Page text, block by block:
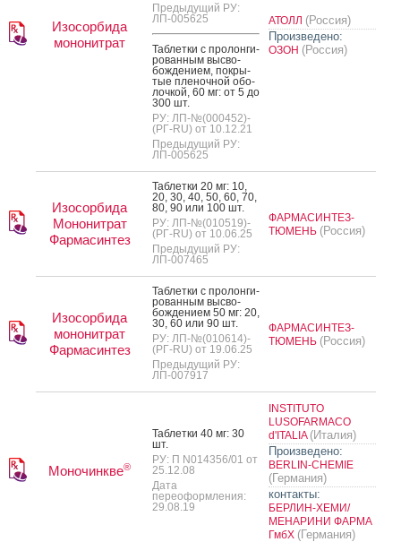
Изосорбида
мононитрат
Предыдущий РУ:
ЛП-005625
Таб­летки с про­лон­ги­
рован­ным выс­во­
бож­де­ни­ем, пок­ры­
тые пле­ноч­ной обо­
лоч­кой, 60 мг: от 5 до
300 шт.
РУ: ЛП-№(000452)-
(РГ-RU) от 10.12.21
Предыдущий РУ:
ЛП-005625
АТОЛЛ (Россия)
Произведено:
ОЗОН (Россия)
Изосорбида
Мононитрат
Фармасинтез
Таб­летки 20 мг: 10,
20, 30, 40, 50, 60, 70,
80, 90 или 100 шт.
РУ: ЛП-№(010519)-
(РГ-RU) от 10.06.25
Предыдущий РУ:
ЛП-007465
ФАРМАСИНТЕЗ-
ТЮМЕНЬ (Россия)
Изосорбида
мононитрат
Фармасинтез
Таб­летки с про­лон­ги­
рован­ным выс­во­
бож­де­ни­ем 50 мг: 20,
30, 60 или 90 шт.
РУ: ЛП-№(010614)-
(РГ-RU) от 19.06.25
Предыдущий РУ:
ЛП-007917
ФАРМАСИНТЕЗ-
ТЮМЕНЬ (Россия)
Моночинкве®
Таб­летки 40 мг: 30
шт.
РУ: П N014356/01 от
25.12.08
Дата
переоформления:
29.08.19
INSTITUTO
LUSOFARMACO
d'ITALIA (Италия)
Произведено:
BERLIN-CHEMIE
(Германия)
контакты:
БЕРЛИН-ХЕМИ/
МЕНАРИНИ ФАРМА
ГмбХ (Германия)